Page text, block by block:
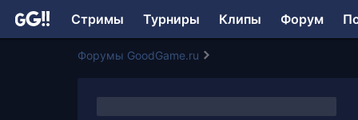
Стримы Турниры Клипы Форум
Форумы GoodGame.ru